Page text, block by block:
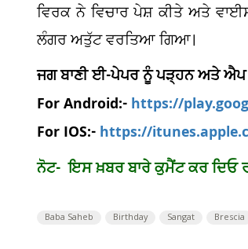
ਵਿਰਕ ਨੇ ਵਿਚਾਰ ਪੇਸ਼ ਕੀਤੇ ਅਤੇ
ਲੰਗਰ ਅਤੁੱਟ ਵਰਤਿਆ ਗਿਆ।
ਜਗ ਬਾਣੀ ਈ-ਪੇਪਰ ਨੂੰ ਪੜ੍ਹਨ ਅਤੇ
For Android:-https://
For IOS:-https://
ਨੋਟ- ਇਸ ਖ਼ਬਰ ਬਾਰੇ ਕੁਮੈਂਟ ਕਰ ਦਿਓ
Baba Saheb Birthday Sangat Brescia